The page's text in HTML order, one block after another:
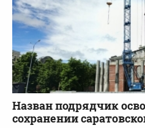
Назван подрядчик
сохранении